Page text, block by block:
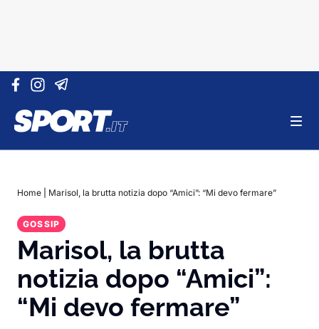
Vai al contenuto
Home Marisol, la brutta notizia dopo “Amici”: “Mi devo fermare”
GOSSIP
Marisol, la brutta
notizia dopo “Amici”:
“Mi devo fermare”